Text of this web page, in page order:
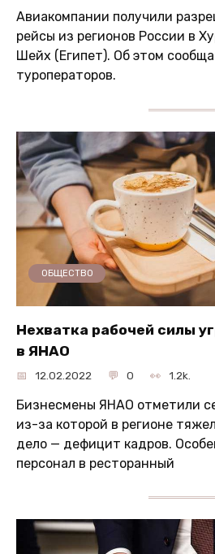
Авиакомпании получили
рейсы из регионов России в
Шейх (Египет). Об этом
туроператоров.
ОБЩЕСТВО
Нехватка рабочей силы
в ЯНАО
12.02.2022 0 1.2k.
Бизнесмены ЯНАО отметили
из-за которой в регионе
дело — дефицит кадров.
персонал в ресторанный